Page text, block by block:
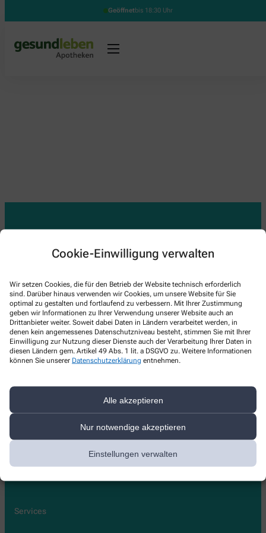
Cookie-Einwilligung verwalten
Wir setzen Cookies, die für den Betrieb der Website technisch erforderlich
sind. Darüber hinaus verwenden wir Cookies, um unsere Website für Sie
optimal zu gestalten und fortlaufend zu verbessern. Mit Ihrer Zustimmung
geben wir Informationen zu Ihrer Verwendung unserer Website auch an
Drittanbieter weiter. Soweit dabei Daten in Ländern verarbeitet werden, in
denen kein angemessenes Datenschutzniveau besteht, stimmen Sie mit Ihrer
Einwilligung zur Nutzung dieser Dienste auch der Verarbeitung Ihrer Daten in
diesen Ländern gem. Artikel 49 Abs. 1 lit. a DSGVO zu. Weitere Informationen
können Sie unserer Datenschutzerklärung entnehmen.
Alle akzeptieren
Nur notwendige akzeptieren
Einstellungen verwalten
Geöffnetbis 18:30 Uhr
Moritzstraße 16,65185 Wiesbaden
061139329
0611304551
moritz-apo.wiesbaden@gesundleben-apotheken.com
Services